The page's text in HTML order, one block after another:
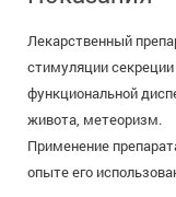
Лекарственный
стимуляции
функциональной
живота, метеоризм.
Применение
опыте его